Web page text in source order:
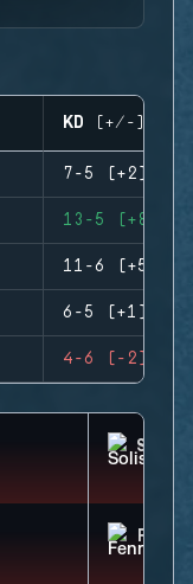
KD (+/-)
7-5 (+2)
13-5 (+8)
11-6 (+5)
6-5 (+1)
4-6 (-2)
SOLIS